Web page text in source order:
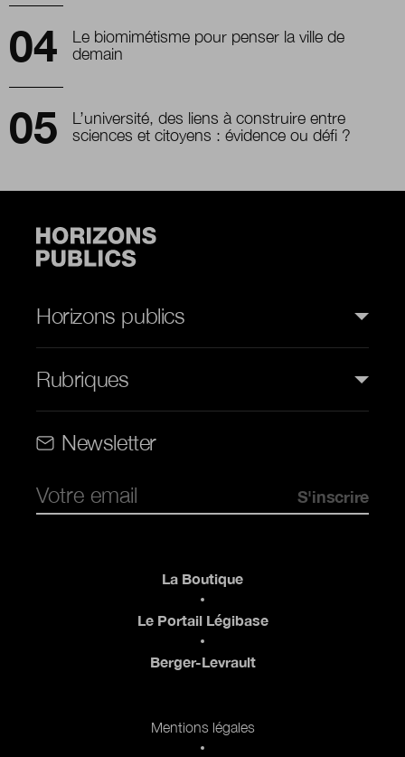
Le biomimétisme pour penser la ville de
demain
L’université, des liens à construire entre
sciences et citoyens : évidence ou défi ?
Horizons publics
Rubriques
Newsletter
La Boutique
Le Portail Légibase
Berger-Levrault
Mentions légales